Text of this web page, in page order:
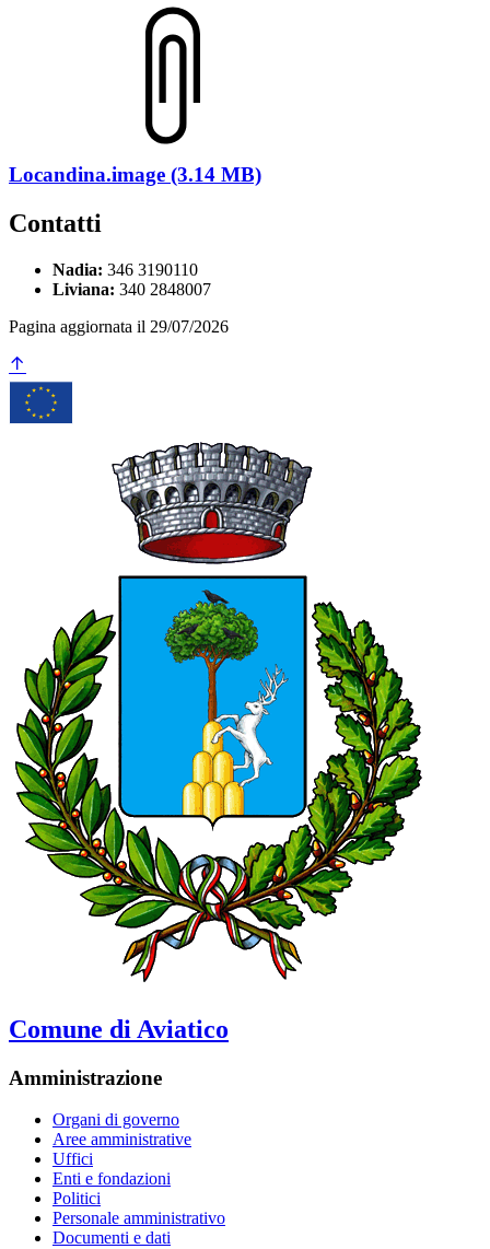
Locandina.image (3.14 MB)
Contatti
Nadia: 346 3190110
Liviana: 340 2848007
Pagina aggiornata il 29/07/2026
Comune di Aviatico
Amministrazione
Organi di governo
Aree amministrative
Uffici
Enti e fondazioni
Politici
Personale amministrativo
Documenti e dati